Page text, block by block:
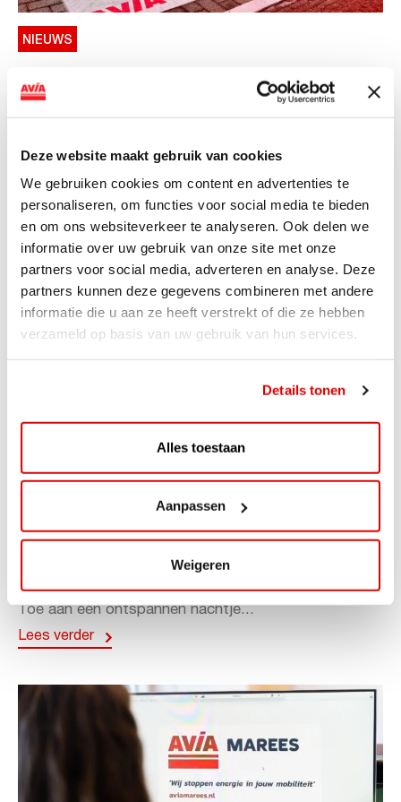
Deze website maakt gebruik van cookies
We gebruiken cookies om content en advertenties te
personaliseren, om functies voor social media te bieden
en om ons websiteverkeer te analyseren. Ook delen we
informatie over uw gebruik van onze site met onze
partners voor social media, adverteren en analyse. Deze
partners kunnen deze gegevens combineren met andere
informatie die u aan ze heeft verstrekt of die ze hebben
verzameld op basis van uw gebruik van hun services.
Details tonen
Alles toestaan
Aanpassen
Weigeren
NIEUWS
AVIA VOLT en Fletcher Hotels starten
landelijke uitrol van DC-
AVIA VOLT en Fletcher Hotels starten landelijke uitrol
van DC-snellaadinfrastructuur AVIA VOLT en...
Lees verder
ViaAVIA Super Deal: 20% korting bij
ViaAVIA Super Deal: €25 korting bij ViaLuxury Hotels
Toe aan een ontspannen nachtje...
Lees verder